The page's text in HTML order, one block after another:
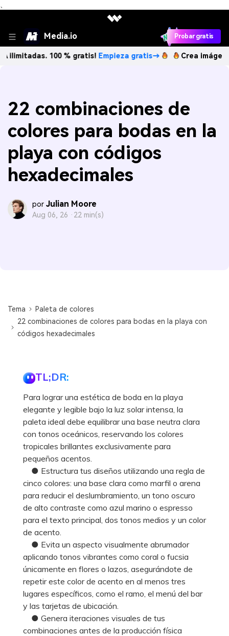
、
Media.io Probar gratis
100 % gratis!Empieza gratis→ Crea imágenes IA
22 combinaciones de
colores para bodas en la
playa con códigos
hexadecimales
por Julian Moore
Aug 06, 26 · 22 min(s)
Tema
Paleta de colores
22 combinaciones de colores para bodas en la playa con
códigos hexadecimales
TL;DR:
Para lograr una estética de boda en la playa
elegante y legible bajo la luz solar intensa, la
paleta ideal debe equilibrar una base neutra clara
con tonos oceánicos, reservando los colores
tropicales brillantes exclusivamente para
pequeños acentos.
● Estructura tus diseños utilizando una regla de
cinco colores: una base clara como marfil o arena
para reducir el deslumbramiento, un tono oscuro
de alto contraste como azul marino o espresso
para el texto principal, dos tonos medios y un color
de acento.
● Evita un aspecto visualmente abrumador
aplicando tonos vibrantes como coral o fucsia
únicamente en flores o lazos, asegurándote de
repetir este color de acento en al menos tres
lugares específicos, como el ramo, el menú del bar
y las tarjetas de ubicación.
● Genera iteraciones visuales de tus
combinaciones antes de la producción física